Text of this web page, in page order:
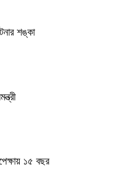
শঙ্কা
১৫ বছর